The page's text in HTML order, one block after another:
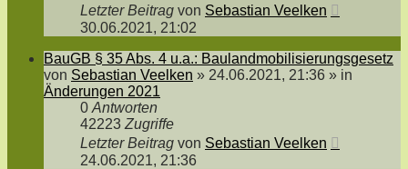
Letzter Beitrag von Sebastian Veelken
30.06.2021, 21:02
BauGB § 35 Abs. 4 u.a.: Baulandmobilisierungsgesetz
von Sebastian Veelken » 24.06.2021, 21:36 » in
Änderungen 2021
0 Antworten
42223 Zugriffe
Letzter Beitrag von Sebastian Veelken
24.06.2021, 21:36